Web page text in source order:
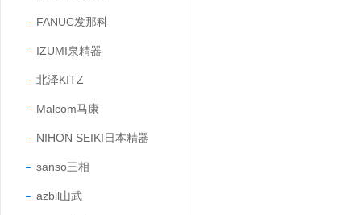
FANUC发那科
IZUMI泉精器
北泽KITZ
Malcom马康
NIHON SEIKI日本精器
sanso三相
azbil山武